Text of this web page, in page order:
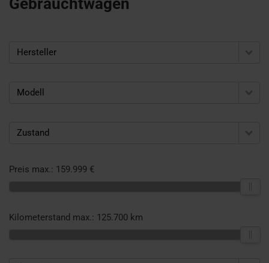
Gebrauchtwagen
Hersteller
Modell
Zustand
Preis max.: 159.999 €
Kilometerstand max.: 125.700 km